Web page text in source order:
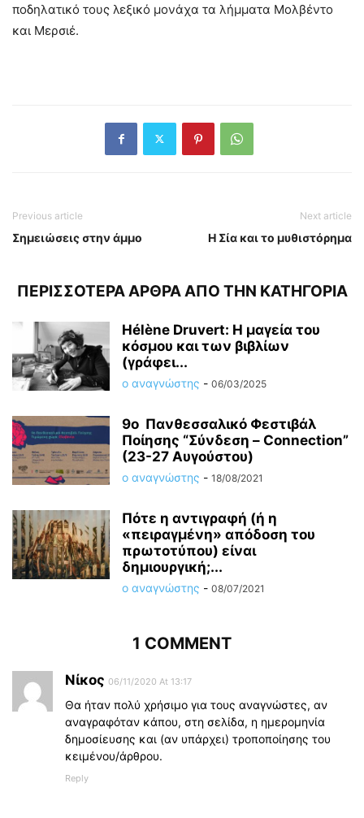
ποδηλατικό τους λεξικό μονάχα τα λήμματα Μολβέντο
και Μερσιέ.
Previous article
Σημειώσεις στην άμμο
Next article
Η Σία και το μυθιστόρημα
ΠΕΡΙΣΣΟΤΕΡΑ ΑΡΘΡΑ ΑΠΟ ΤΗΝ ΚΑΤΗΓΟΡΙΑ
Hélène Druvert: Η μαγεία του
κόσμου και των βιβλίων
(γράφει...
ο αναγνώστης - 06/03/2025
9ο Πανθεσσαλικό Φεστιβάλ
Ποίησης “Σύνδεση – Connection”
(23-27 Αυγούστου)
ο αναγνώστης - 18/08/2021
Πότε η αντιγραφή (ή η
«πειραγμένη» απόδοση του
πρωτοτύπου) είναι
δημιουργική;...
ο αναγνώστης - 08/07/2021
1 COMMENT
Νίκος 06/11/2020 At 13:17
Θα ήταν πολύ χρήσιμο για τους αναγνώστες, αν
αναγραφόταν κάπου, στη σελίδα, η ημερομηνία
δημοσίευσης και (αν υπάρχει) τροποποίησης του
κειμένου/άρθρου.
Reply